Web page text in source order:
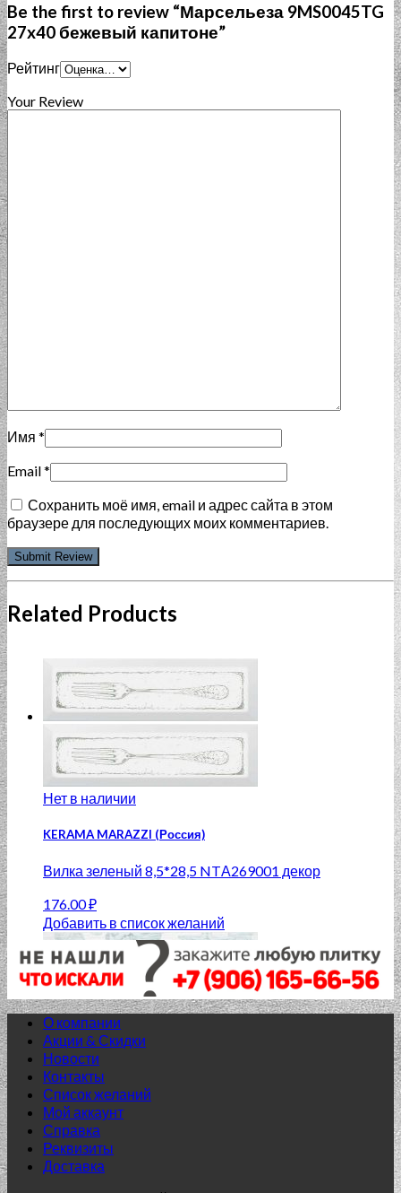
Be the first to review “Марсельеза 9MS0045TG
27x40 бежевый капитоне”
Рейтинг
Your Review
Имя *
Email*
Сохранить моё имя, email и адрес сайта в этом
браузере для последующих моих комментариев.
Related Products
Нет в наличии
KERAMA MARAZZI (Россия)
Вилка зеленый 8,5*28,5 NTА269001 декор
176.00₽
Добавить в список желаний
О компании
Акции & Скидки
Новости
Контакты
Список желаний
Мой аккаунт
Справка
Реквизиты
Доставка